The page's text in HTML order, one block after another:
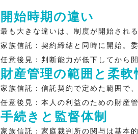
開始時期の違い
最も大きな違いは、制度が開始される
家族信託 ：契約締結と同時に開始。
任意後見 ：判断能力が低下してから
財産管理の範囲と柔軟
家族信託 ：信託契約で定めた範囲で
任意後見 ：本人の利益のための財産
手続きと監督体制
家族信託 ：家庭裁判所の関与は基本